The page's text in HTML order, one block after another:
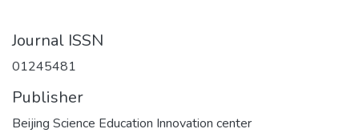
Journal ISSN
01245481
Publisher
Beijing Science Education Innovation center